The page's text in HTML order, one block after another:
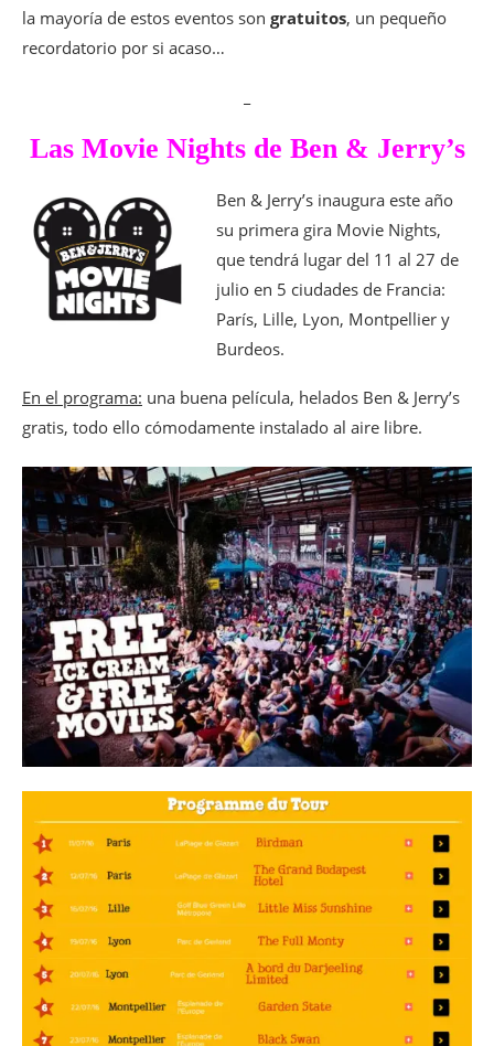
la mayoría de estos eventos son gratuitos, un pequeño
recordatorio por si acaso…
Las Movie Nights de Ben & Jerry’s
Ben & Jerry’s inaugura este año
su primera gira Movie Nights,
que tendrá lugar del 11 al 27 de
julio en 5 ciudades de Francia:
París, Lille, Lyon, Montpellier y
Burdeos.
En el programa: una buena película, helados Ben & Jerry’s
gratis, todo ello cómodamente instalado al aire libre.